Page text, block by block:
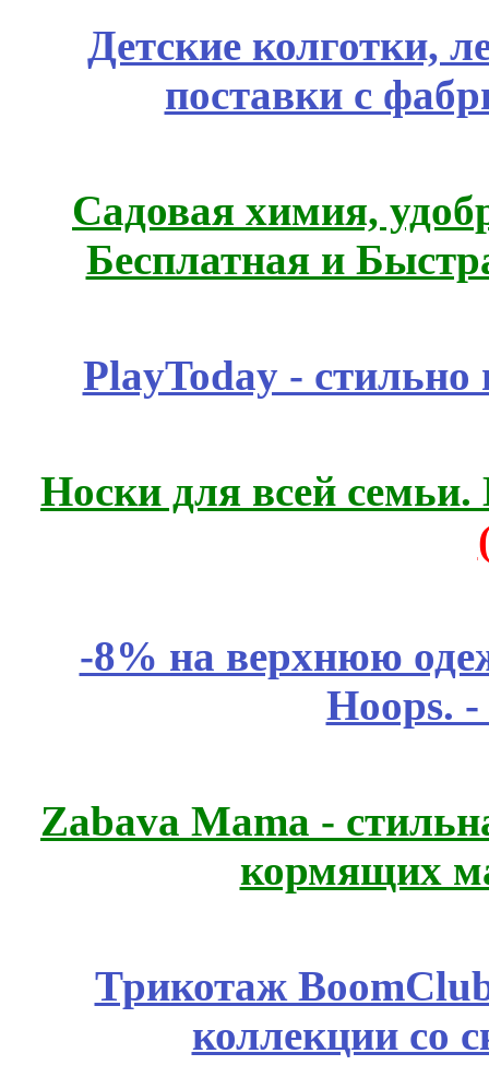
Детские колготки,
поставки с
Садовая химия,
Бесплатная и
PlayToday -
Носки для всей
-8% на верхнюю
Hoops.
Zabava Mama -
кормящих
Трикотаж
коллекции со